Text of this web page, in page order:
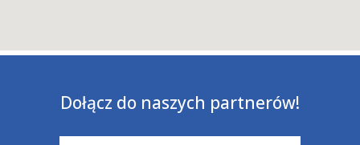
Dołącz do naszych partnerów!